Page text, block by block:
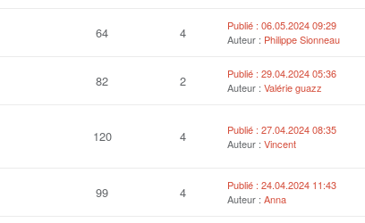
64 4
Publié : 06.05.2024 09:29
Auteur : Philippe Sionneau
82 2
Publié : 29.04.2024 05:36
Auteur : Valérie guazz
120 4
Publié : 27.04.2024 08:35
Auteur : Vincent
99 4
Publié : 24.04.2024 11:43
Auteur : Anna